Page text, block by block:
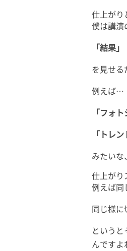
仕上がり
僕は講演
「結果」
を見せる
例えば…
「フォ
「トレ
みたいな
仕上がり
例えば同
同じ様に
という
んですよ